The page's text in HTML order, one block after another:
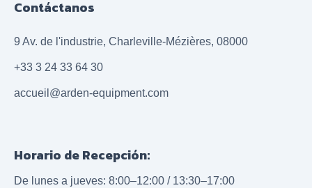
Contáctanos
9 Av. de l'industrie, Charleville-Mézières, 08000
+33 3 24 33 64 30
accueil@arden-equipment.com
Horario de Recepción:
De lunes a jueves: 8:00–12:00 / 13:30–17:00